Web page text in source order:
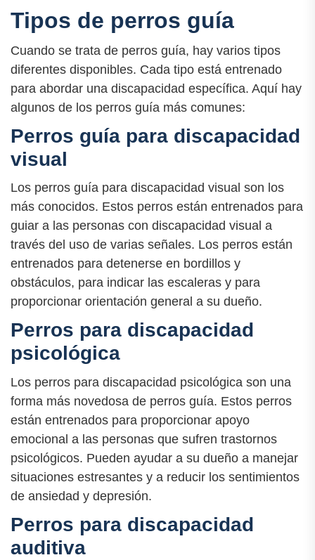
Tipos de perros guía
Cuando se trata de perros guía, hay varios tipos
diferentes disponibles. Cada tipo está entrenado
para abordar una discapacidad específica. Aquí hay
algunos de los perros guía más comunes:
Perros guía para discapacidad
visual
Los perros guía para discapacidad visual son los
más conocidos. Estos perros están entrenados para
guiar a las personas con discapacidad visual a
través del uso de varias señales. Los perros están
entrenados para detenerse en bordillos y
obstáculos, para indicar las escaleras y para
proporcionar orientación general a su dueño.
Perros para discapacidad
psicológica
Los perros para discapacidad psicológica son una
forma más novedosa de perros guía. Estos perros
están entrenados para proporcionar apoyo
emocional a las personas que sufren trastornos
psicológicos. Pueden ayudar a su dueño a manejar
situaciones estresantes y a reducir los sentimientos
de ansiedad y depresión.
Perros para discapacidad
auditiva